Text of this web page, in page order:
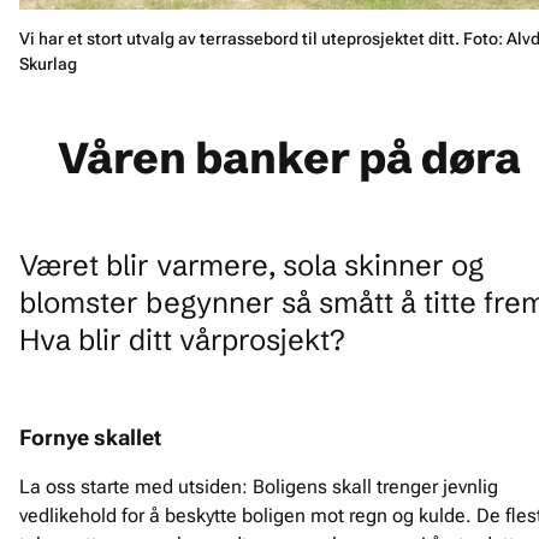
Vi har et stort utvalg av terrassebord til uteprosjektet ditt. Foto:
Skurlag
Våren banker på døra
Været blir varmere, sola skinner og
blomster begynner så smått å titte
Hva blir ditt vårprosjekt?
Fornye skallet
La oss starte med utsiden: Boligens skall trenger jevnlig
vedlikehold for å beskytte boligen mot regn og kulde. De